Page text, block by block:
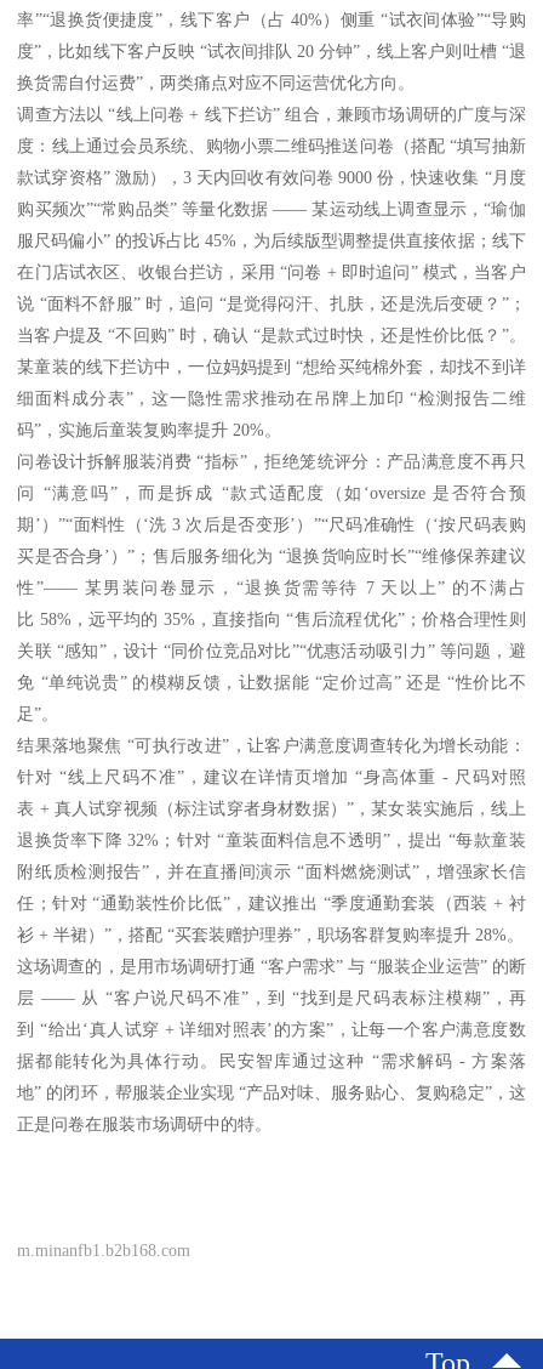
率”“退换货便捷度”，线下客户（占 40%）侧重 “试衣间体验”“导购
度”，比如线下客户反映 “试衣间排队 20 分钟”，线上客户则吐槽 “退
换货需自付运费”，两类痛点对应不同运营优化方向。
调查方法以 “线上问卷 + 线下拦访” 组合，兼顾市场调研的广度与深
度：线上通过会员系统、购物小票二维码推送问卷（搭配 “填写抽新
款试穿资格” 激励），3 天内回收有效问卷 9000 份，快速收集 “月度
购买频次”“常购品类” 等量化数据 —— 某运动线上调查显示，“瑜伽
服尺码偏小” 的投诉占比 45%，为后续版型调整提供直接依据；线下
在门店试衣区、收银台拦访，采用 “问卷 + 即时追问” 模式，当客户
说 “面料不舒服” 时，追问 “是觉得闷汗、扎肤，还是洗后变硬？”；
当客户提及 “不回购” 时，确认 “是款式过时快，还是性价比低？”。
某童装的线下拦访中，一位妈妈提到 “想给买纯棉外套，却找不到详
细面料成分表”，这一隐性需求推动在吊牌上加印 “检测报告二维
码”，实施后童装复购率提升 20%。
问卷设计拆解服装消费 “指标”，拒绝笼统评分：产品满意度不再只
问 “满意吗”，而是拆成 “款式适配度（如‘oversize 是否符合预
期’）”“面料性（‘洗 3 次后是否变形’）”“尺码准确性（‘按尺码表购
买是否合身’）”；售后服务细化为 “退换货响应时长”“维修保养建议
性”—— 某男装问卷显示，“退换货需等待 7 天以上” 的不满占
比 58%，远平均的 35%，直接指向 “售后流程优化”；价格合理性则
关联 “感知”，设计 “同价位竞品对比”“优惠活动吸引力” 等问题，避
免 “单纯说贵” 的模糊反馈，让数据能 “定价过高” 还是 “性价比不
足”。
结果落地聚焦 “可执行改进”，让客户满意度调查转化为增长动能：
针对 “线上尺码不准”，建议在详情页增加 “身高体重 - 尺码对照
表 + 真人试穿视频（标注试穿者身材数据）”，某女装实施后，线上
退换货率下降 32%；针对 “童装面料信息不透明”，提出 “每款童装
附纸质检测报告”，并在直播间演示 “面料燃烧测试”，增强家长信
任；针对 “通勤装性价比低”，建议推出 “季度通勤套装（西装 + 衬
衫 + 半裙）”，搭配 “买套装赠护理券”，职场客群复购率提升 28%。
这场调查的，是用市场调研打通 “客户需求” 与 “服装企业运营” 的断
层 —— 从 “客户说尺码不准”，到 “找到是尺码表标注模糊”，再
到 “给出‘真人试穿 + 详细对照表’的方案”，让每一个客户满意度数
据都能转化为具体行动。民安智库通过这种 “需求解码 - 方案落
地” 的闭环，帮服装企业实现 “产品对味、服务贴心、复购稳定”，这
正是问卷在服装市场调研中的特。
m.minanfb1.b2b168.com